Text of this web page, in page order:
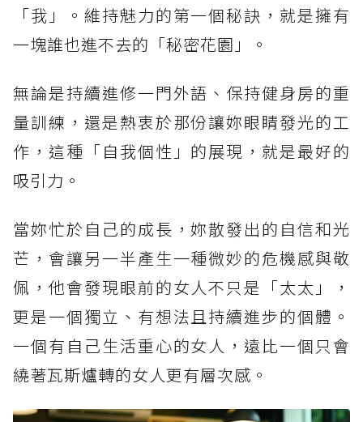
「我」。維持魅力的第一個秘訣，就是擁有
一塊誰也進不去的「秘密花園」。
無論是持續進修一門外語、保持健身房的重
量訓練，還是熱衷於那份讓妳眼睛發光的工
作，這種「自我個性」的展現，就是最好的
吸引力。
當妳忙於自己的成長，妳散發出的自信和光
芒，會讓另一半產生一種微妙的危機感與敬
佩，他會發現眼前的女人不只是「太太」，
更是一個獨立、有想法且持續進步的個體。
一個有自己生活重心的女人，遠比一個只會
繞著瓦斯爐轉的女人更有層次感。